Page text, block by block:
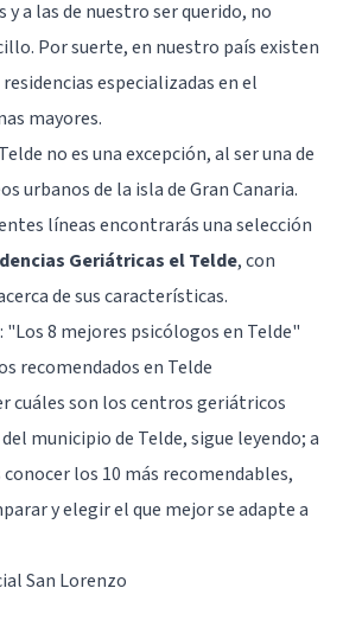
y a las de nuestro ser querido, no
Por suerte, en nuestro país existen
especializadas en el
mayores.
no es una excepción, al ser una de
urbanos de la isla de Gran Canaria.
líneas encontrarás una selección
Geriátricas el Telde, con
de sus características.
"Los 8 mejores psicólogos en Telde"
recomendados en Telde
cuáles son los centros geriátricos
municipio de Telde, sigue leyendo; a
los 10 más recomendables,
y elegir el que mejor se adapte a
San Lorenzo